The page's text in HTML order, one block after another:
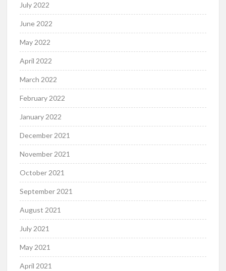
July 2022
June 2022
May 2022
April 2022
March 2022
February 2022
January 2022
December 2021
November 2021
October 2021
September 2021
August 2021
July 2021
May 2021
April 2021